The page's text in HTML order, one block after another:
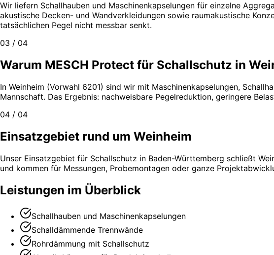
Wir liefern Schallhauben und Maschinenkapselungen für einzelne
akustische Decken- und Wandverkleidungen sowie raumakustische
tatsächlichen Pegel nicht messbar senkt.
03 / 04
Warum MESCH Protect für Schallschutz in
In Weinheim (Vorwahl 6201) sind wir mit Maschinenkapselungen,
Mannschaft. Das Ergebnis: nachweisbare Pegelreduktion, geringere
04 / 04
Einsatzgebiet rund um Weinheim
Unser Einsatzgebiet für Schallschutz in Baden-Württemberg schließt
und kommen für Messungen, Probemontagen oder ganze
Leistungen im Überblick
Schallhauben und Maschinenkapselungen
Schalldämmende Trennwände
Rohrdämmung mit Schallschutz